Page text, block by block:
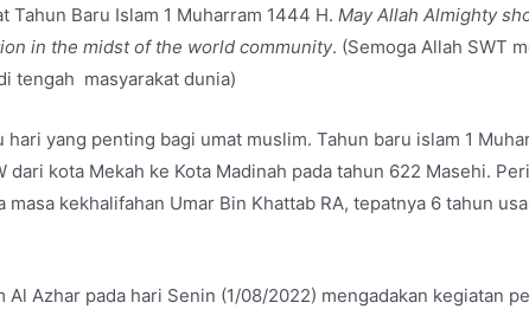
Tahun Baru Islam 1 Muharram 1444 H. May Allah Almighty
in the midst of the world community. (Semoga Allah SWT
tengah masyarakat dunia)
yang penting bagi umat muslim. Tahun baru islam 1
kota Mekah ke Kota Madinah pada tahun 622 Masehi.
kekhalifahan Umar Bin Khattab RA, tepatnya 6 tahun
Azhar pada hari Senin (1/08/2022) mengadakan kegiatan